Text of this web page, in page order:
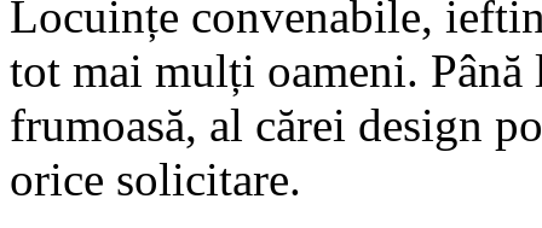
Locuințe convenabile,
tot mai mulți oameni. Până
frumoasă, al cărei design
orice solicitare.